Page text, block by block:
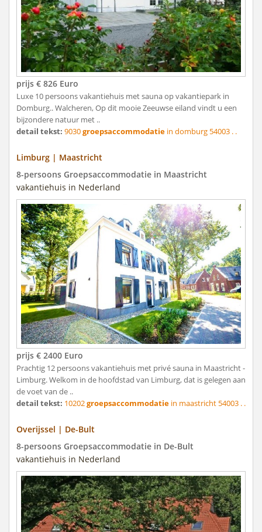
prijs € 826 Euro
Luxe 10 persoons vakantiehuis met sauna op vakantiepark in
Domburg.. Walcheren, Op dit mooie Zeeuwse eiland vindt u een
bijzondere natuur met ..
detail tekst: 9030groepsaccommodatie in domburg 54003 . .
Limburg | Maastricht
8-persoons Groepsaccommodatie in Maastricht
vakantiehuis in Nederland
prijs € 2400 Euro
Prachtig 12 persoons vakantiehuis met privé sauna in Maastricht -
Limburg. Welkom in de hoofdstad van Limburg, dat is gelegen aan
de voet van de ..
detail tekst: 10202groepsaccommodatie in maastricht 54003 . .
Overijssel | De-Bult
8-persoons Groepsaccommodatie in De-Bult
vakantiehuis in Nederland